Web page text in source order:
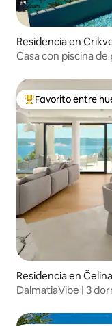
Residencia en
Casa con piscina
De los mejores en
Favorito entre
Residencia en Čelina
DalmatiaVibe | 3